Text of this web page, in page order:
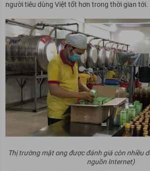
người tiêu dùng Việt tốt hơn trong thời gian tới.
Thị trường mật ong được đánh giá còn nhiều
nguồn Internet)